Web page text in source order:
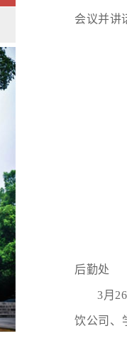
会议并讲
后勤处
3月
饮公司、